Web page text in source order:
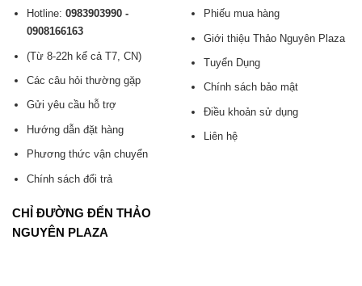
Hotline: 0983903990 -
0908166163
(Từ 8-22h kể cả T7, CN)
Các câu hỏi thường gặp
Gửi yêu cầu hỗ trợ
Hướng dẫn đặt hàng
Phương thức vận chuyển
Chính sách đổi trả
Phiếu mua hàng
Giới thiệu Thảo Nguyên Plaza
Tuyển Dụng
Chính sách bảo mật
Điều khoản sử dụng
Liên hệ
CHỈ ĐƯỜNG ĐẾN THẢO
NGUYÊN PLAZA